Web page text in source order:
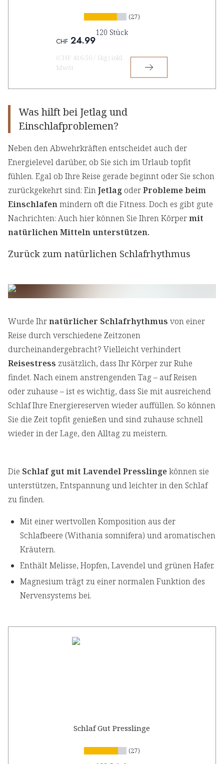
(27)
120 Stück
CHF 24.99
(CHF 416.50 / 1kg) inkl.
MwSt
Was hilft bei Jetlag und
Einschlafproblemen?
Neben den Abwehrkräften entscheidet auch der
Energielevel darüber, ob Sie sich im Urlaub topfit
fühlen. Egal ob Ihre Reise gerade beginnt oder Sie schon
zurückgekehrt sind: EinJetlag oderProbleme beim
Einschlafenmindern oft die Fitness. Doch es gibt gute
Nachrichten: Auch hier können Sie Ihren Körpermit
natürlichen Mitteln unterstützen.
Zurück zum natürlichen Schlafrhythmus
Wurde Ihrnatürlicher Schlafrhythmus von einer
Reise durch verschiedene Zeitzonen
durcheinandergebracht? Vielleicht verhindert
Reisestress zusätzlich, dass Ihr Körper zur Ruhe
findet. Nach einem anstrengenden Tag – auf Reisen
oder zuhause – ist es wichtig, dass Sie mit ausreichend
Schlaf Ihre Energiereserven wieder auffüllen. So können
Sie die Zeit topfit genießen und sind zuhause schnell
wieder in der Lage, den Alltag zu meistern.
Die Schlaf gut mit Lavendel Presslingekönnen sie
unterstützen, Entspannung und leichter in den Schlaf
zu finden.
Mit einer wertvollen Komposition aus der
Schlafbeere (Withania somnifera) und aromatischen
Kräutern.
Enthält Melisse, Hopfen, Lavendel und grünen Hafer.
Magnesium trägt zu einer normalen Funktion des
Nervensystems bei.
Schlaf Gut Presslinge
(27)